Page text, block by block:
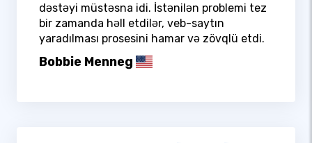
dəstəyi müstəsna idi. İstənilən problemi tez
bir zamanda həll etdilər, veb-saytın
yaradılması prosesini hamar və zövqlü etdi.
Bobbie Menneg